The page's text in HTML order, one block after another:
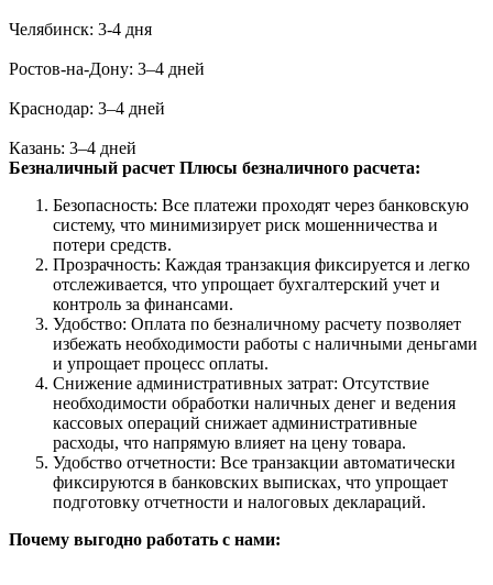
Челябинск: 3-4 дня
Ростов-на-Дону: 3–4 дней
Краснодар: 3–4 дней
Казань: 3–4 дней
Безналичный расчет Плюсы безналичного расчета:
Безопасность: Все платежи проходят через банковскую
систему, что минимизирует риск мошенничества и
потери средств.
Прозрачность: Каждая транзакция фиксируется и легко
отслеживается, что упрощает бухгалтерский учет и
контроль за финансами.
Удобство: Оплата по безналичному расчету позволяет
избежать необходимости работы с наличными деньгами
и упрощает процесс оплаты.
Снижение административных затрат: Отсутствие
необходимости обработки наличных денег и ведения
кассовых операций снижает административные
расходы, что напрямую влияет на цену товара.
Удобство отчетности: Все транзакции автоматически
фиксируются в банковских выписках, что упрощает
подготовку отчетности и налоговых деклараций.
Почему выгодно работать с нами: